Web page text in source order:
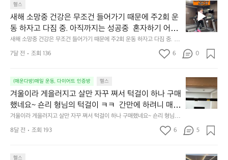
도
단
단
마
리
합
니
다.
헬스
새해 소망중 건강은 무조건 들어가기 때문에 주2회 운
동 하자고 다짐 중. 아직까지는 성공중  혼자하기 어려
운 친구들 같이 해보자🏃😆
새해 소망중 건강은 무조건 들어가기 때문에 주2회 운동 하자고 다짐 중. 아
새
해
소
망
건
무
조
건
들
가
7달 전 조회 136 6 0
(매운다방)매일 운동, 다이어트 인증방 헬스
겨울이라 게을러지고 살만 자꾸 쪄서 턱걸이 하나 구매
했네요~ 숀리 형님의 턱걸이 ㅋㅋ  간만에 하려니 매우
힘드네요😅 열심히 해서 20개까지 해보기~! 아자아
자!💪
겨울이라 게을러지고 살만 자꾸 쪄서 턱걸이 하나 구매했네요~ 숀리 형님의
턱걸이 ㅋㅋ  간만에 하려니 매우 힘드네요😅 열심히 해서 20개까지 해보
기~! 아자아자!💪
겨
울
이
라
을
8달 전 조회 193 6 5
헬스